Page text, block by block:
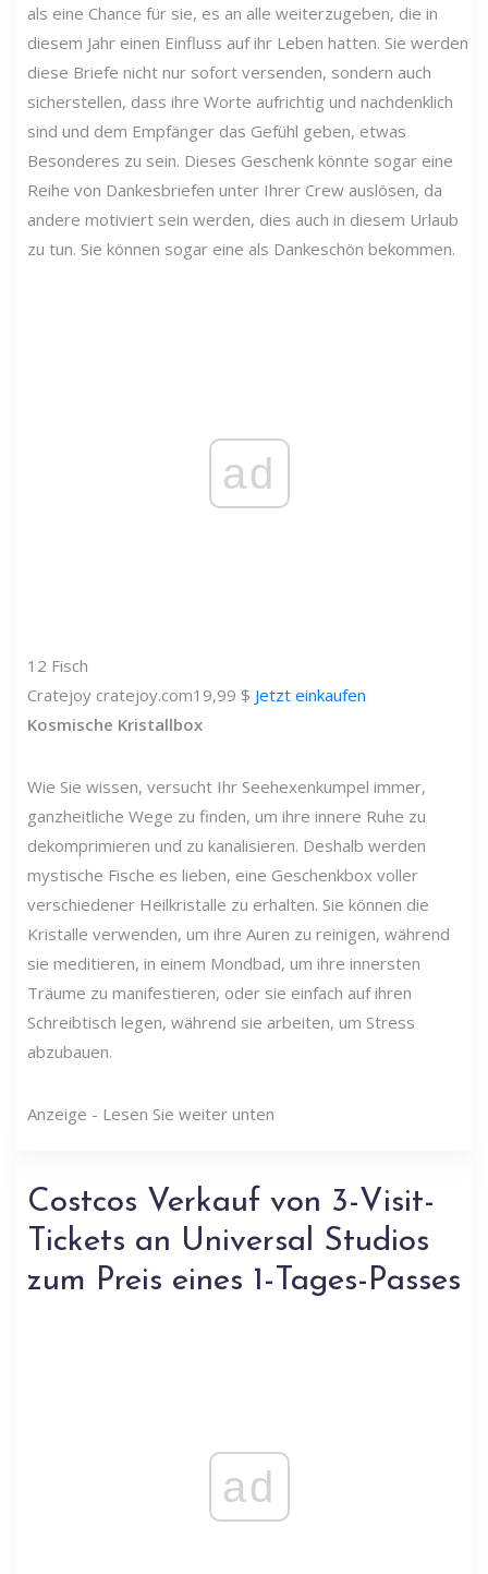
als eine Chance für sie, es an alle weiterzugeben, die in
diesem Jahr einen Einfluss auf ihr Leben hatten. Sie werden
diese Briefe nicht nur sofort versenden, sondern auch
sicherstellen, dass ihre Worte aufrichtig und nachdenklich
sind und dem Empfänger das Gefühl geben, etwas
Besonderes zu sein. Dieses Geschenk könnte sogar eine
Reihe von Dankesbriefen unter Ihrer Crew auslösen, da
andere motiviert sein werden, dies auch in diesem Urlaub
zu tun. Sie können sogar eine als Dankeschön bekommen.
ad
12 Fisch
Cratejoy cratejoy.com19,99 $ Jetzt einkaufen
Kosmische Kristallbox
Wie Sie wissen, versucht Ihr Seehexenkumpel immer,
ganzheitliche Wege zu finden, um ihre innere Ruhe zu
dekomprimieren und zu kanalisieren. Deshalb werden
mystische Fische es lieben, eine Geschenkbox voller
verschiedener Heilkristalle zu erhalten. Sie können die
Kristalle verwenden, um ihre Auren zu reinigen, während
sie meditieren, in einem Mondbad, um ihre innersten
Träume zu manifestieren, oder sie einfach auf ihren
Schreibtisch legen, während sie arbeiten, um Stress
abzubauen.
Anzeige - Lesen Sie weiter unten
Costcos Verkauf von 3-Visit-
Tickets an Universal Studios
zum Preis eines 1-Tages-Passes
ad